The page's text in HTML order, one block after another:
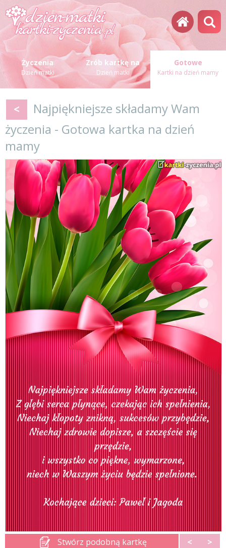
Życzenia
Dzień matki
Zrób kartkę na
Dzień matki
Gotowe
Kartki na dzień mamy
<
Najpiękniejsze składamy Wam
życzenia - Gotowa kartka na dzień
mamy
Stwórz podobną kartkę < >